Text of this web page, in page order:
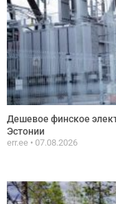
Дешевое финское
Эстонии
err.ee 07.08.2026